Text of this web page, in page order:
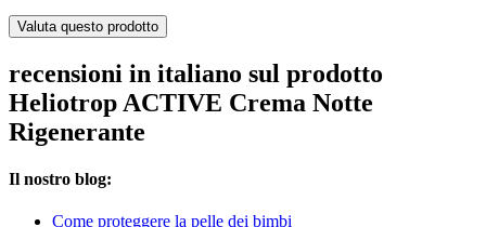
Valuta questo prodotto
recensioni in italiano sul prodotto
Heliotrop ACTIVE Crema Notte
Rigenerante
Il nostro blog:
Come proteggere la pelle dei bimbi